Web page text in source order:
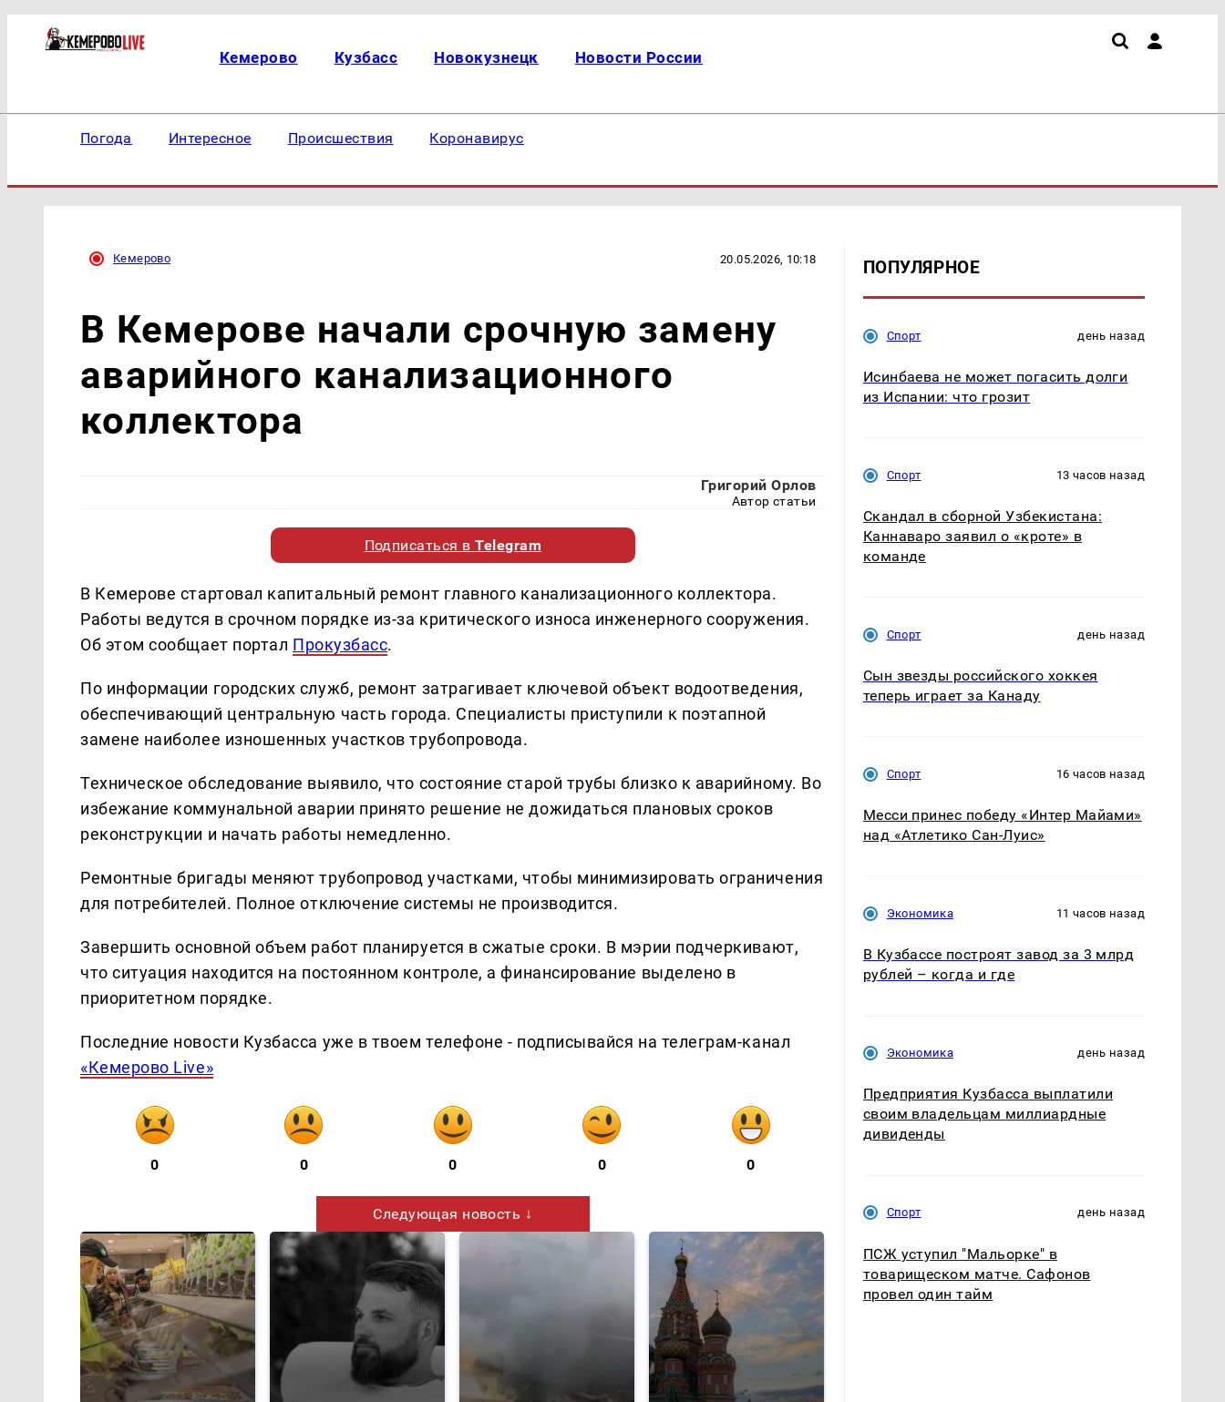
Кемерово Кузбасс Новокузнецк Новости России
Погода Интересное Происшествия Коронавирус
Кемерово 20.05.2026, 10:18
В Кемерове начали срочную замену
аварийного канализационного
коллектора
Григорий Орлов
Автор статьи
Подписаться вTelegram
В Кемерове стартовал капитальный ремонт главного канализационного коллектора.
Работы ведутся в срочном порядке из-за критического износа инженерного сооружения.
Об этом сообщает портал Прокузбасс.
По информации городских служб, ремонт затрагивает ключевой объект водоотведения,
обеспечивающий центральную часть города. Специалисты приступили к поэтапной
замене наиболее изношенных участков трубопровода.
Техническое обследование выявило, что состояние старой трубы близко к аварийному. Во
избежание коммунальной аварии принято решение не дожидаться плановых сроков
реконструкции и начать работы немедленно.
Ремонтные бригады меняют трубопровод участками, чтобы минимизировать ограничения
для потребителей. Полное отключение системы не производится.
Завершить основной объем работ планируется в сжатые сроки. В мэрии подчеркивают,
что ситуация находится на постоянном контроле, а финансирование выделено в
приоритетном порядке.
Последние новости Кузбасса уже в твоем телефоне - подписывайся на телеграм-канал
«Кемерово Live»
0 0 0 0 0
Следующая новость ↓
ПОПУЛЯРНОЕ
Спорт день назад
Исинбаева не может погасить долги
из Испании: что грозит
Спорт 13 часов назад
Скандал в сборной Узбекистана:
Каннаваро заявил о «кроте» в
команде
Спорт день назад
Сын звезды российского хоккея
теперь играет за Канаду
Спорт 16 часов назад
Месси принес победу «Интер Майами»
над «Атлетико Сан-Луис»
Экономика 11 часов назад
В Кузбассе построят завод за 3 млрд
рублей – когда и где
Экономика день назад
Предприятия Кузбасса выплатили
своим владельцам миллиардные
дивиденды
Спорт день назад
ПСЖ уступил "Мальорке" в
товарищеском матче. Сафонов
провел один тайм